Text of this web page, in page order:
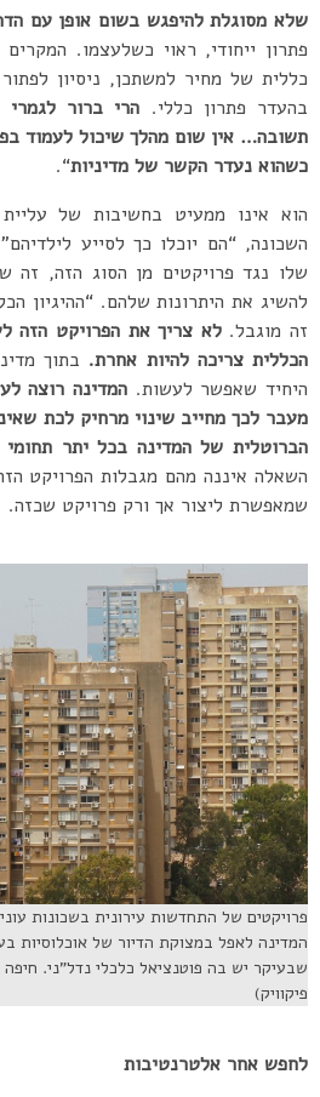
שלא מסוגלת להיפגש בשום אופן עם
פתרון ייחודי, ראוי כשלעצמו.
כללית של מחיר למשתכן, ניסיון
בהעדר פתרון כללי. הרי ברור
תשובה… אין שום מהלך שיכול לעמוד
כשהוא נעדר הקשר של מדיניות“.
הוא אינו ממעיט בחשיבות של
השכונה, “הם יוכלו כך לסייע
שלו נגד פרויקטים מן הסוג הזה, זה
להשיג את היתרונות שלהם. “ההיגיון
זה מוגבל.לא צריך את הפרויקט הזה
הכללית צריכה להיות אחרת. בתוך
היחיד שאפשר לעשות. המדינה רוצה
מעבר לכך מחייב שינוי מרחיק לכת
הברוטלית של המדינה בכל יתר תחומי
השאלה איננה מהם מגבלות הפרויקט
שמאפשרת ליצור אך ורק פרויקט שכזה.
פרויקטים של התחדשות עירונית בשכונות
המדינה לאפל במצוקת הדיור של אוכלוסיות
שבעיקר יש בה פוטנציאל כלכלי נדל”ני. חיפה
פיקוויק)
לחפש אחר אלטרנטיבות